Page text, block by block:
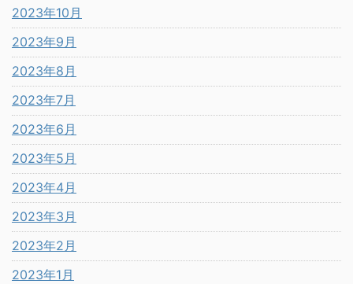
2023年10月
2023年9月
2023年8月
2023年7月
2023年6月
2023年5月
2023年4月
2023年3月
2023年2月
2023年1月